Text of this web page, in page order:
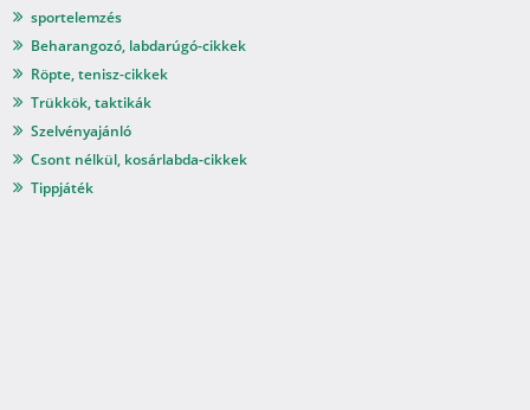
sportelemzés
Beharangozó, labdarúgó-cikkek
Röpte, tenisz-cikkek
Trükkök, taktikák
Szelvényajánló
Csont nélkül, kosárlabda-cikkek
Tippjáték